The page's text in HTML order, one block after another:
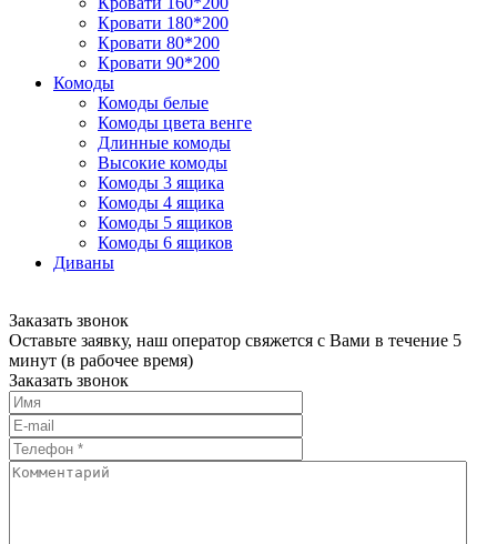
Кровати 180*200
Кровати 80*200
Кровати 90*200
Комоды
Комоды белые
Комоды цвета венге
Длинные комоды
Высокие комоды
Комоды 3 ящика
Комоды 4 ящика
Комоды 5 ящиков
Комоды 6 ящиков
Диваны
Заказать звонок
Оставьте заявку, наш оператор свяжется с Вами в течение 5
минут (в рабочее время)
Заказать звонок